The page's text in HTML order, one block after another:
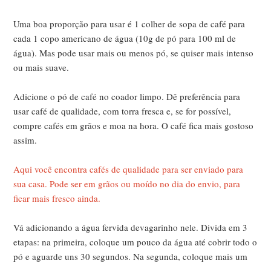
Uma boa proporção para usar é 1 colher de sopa de café para
cada 1 copo americano de água (10g de pó para 100 ml de
água). Mas pode usar mais ou menos pó, se quiser mais intenso
ou mais suave.
Adicione o pó de café no coador limpo. Dê preferência para
usar café de qualidade, com torra fresca e, se for possível,
compre cafés em grãos e moa na hora. O café fica mais gostoso
assim.
Aqui você encontra cafés de qualidade para ser enviado para
sua casa. Pode ser em grãos ou moído no dia do envio, para
ficar mais fresco ainda.
Vá adicionando a água fervida devagarinho nele. Divida em 3
etapas: na primeira, coloque um pouco da água até cobrir todo o
pó e aguarde uns 30 segundos. Na segunda, coloque mais um